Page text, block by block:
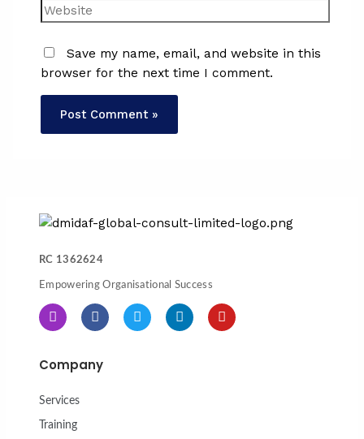
Save my name, email, and website in this
browser for the next time I comment.
RC 1362624
Empowering Organisational Success
I
n
s
a
a
m
F
a
c
b
o
T
w
i
L
i
n
Y
o
u
Company
Services
Training